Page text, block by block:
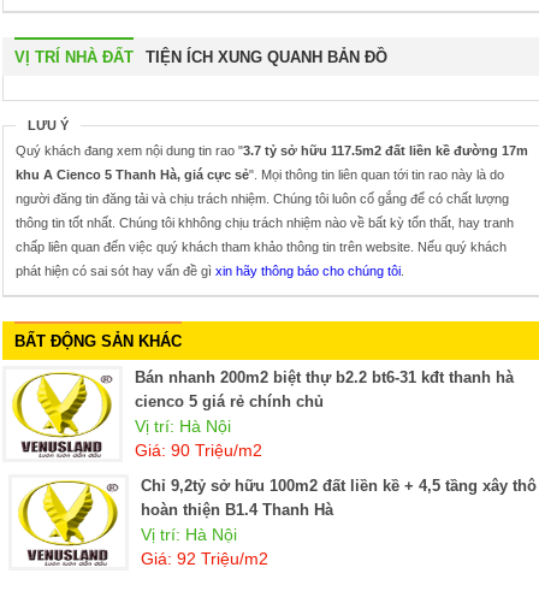
VỊ TRÍ NHÀ ĐẤT TIỆN ÍCH XUNG QUANH BẢN ĐỒ
LƯU Ý
Quý khách đang xem nội dung tin rao "3.7 tỷ sở hữu 117.5m2 đất liền kề đường 17m
khu A Cienco 5 Thanh Hà, giá cực sẻ". Mọi thông tin liên quan tới tin rao này là do
người đăng tin đăng tải và chịu trách nhiệm. Chúng tôi luôn cố gắng để có chất lượng
thông tin tốt nhất. Chúng tôi khhông chịu trách nhiệm nào về bất kỳ tổn thất, hay tranh
chấp liên quan đến việc quý khách tham khảo thông tin trên website. Nếu quý khách
phát hiện có sai sót hay vấn đề gì xin hãy thông báo cho chúng tôi
BẤT ĐỘNG SẢN KHÁC
Bán nhanh 200m2 biệt thự b2.2 bt6-31 kđt thanh hà
cienco 5 giá rẻ chính chủ
Vị trí: Hà Nội
Giá: 90 Triệu/m2
Chỉ 9,2tỷ sở hữu 100m2 đất liền kề + 4,5 tầng xây thô
hoàn thiện B1.4 Thanh Hà
Vị trí: Hà Nội
Giá: 92 Triệu/m2